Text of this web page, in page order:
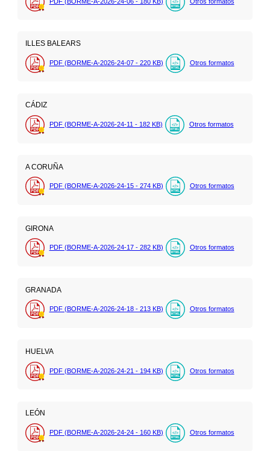
ILLES BALEARS
PDF (BORME-A-2026-24-07 - 220 KB) Otros formatos
CÁDIZ
PDF (BORME-A-2026-24-11 - 182 KB) Otros formatos
A CORUÑA
PDF (BORME-A-2026-24-15 - 274 KB) Otros formatos
GIRONA
PDF (BORME-A-2026-24-17 - 282 KB) Otros formatos
GRANADA
PDF (BORME-A-2026-24-18 - 213 KB) Otros formatos
HUELVA
PDF (BORME-A-2026-24-21 - 194 KB) Otros formatos
LEÓN
PDF (BORME-A-2026-24-24 - 160 KB) Otros formatos